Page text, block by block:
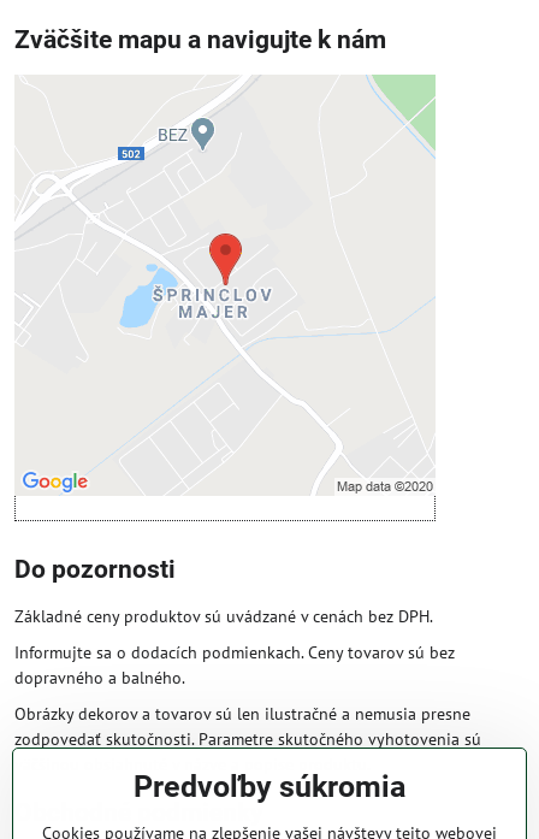
Zväčšite mapu a navigujte k nám
Externý obsah je blokovaný
Prajete si načítať externý obsah?
Povoliť tentokrát
Povoliť a zapamätať - súhlas s druhom
cookie: Funkčné
Otvoriť obsah v novom okne
Do pozornosti
Základné ceny produktov sú uvádzané v cenách bez DPH.
Informujte sa o dodacích podmienkach. Ceny tovarov sú bez
dopravného a balného.
Obrázky dekorov a tovarov sú len ilustračné a nemusia presne
zodpovedať skutočnosti. Parametre skutočného vyhotovenia sú
Obchodné podmienky
Predvoľby súkromia
Cookies používame na zlepšenie vašej návštevy tejto webovej